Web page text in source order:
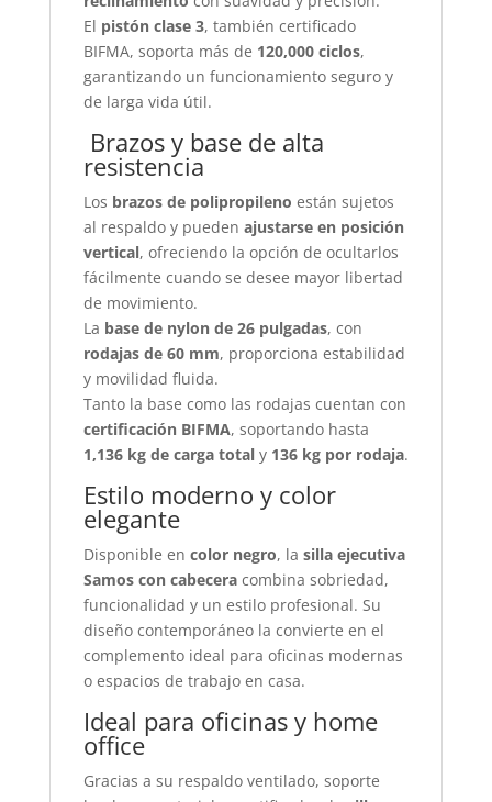
El pistón clase 3, también certificado
BIFMA, soporta más de 120,000 ciclos,
garantizando un funcionamiento seguro y
de larga vida útil.
️ Brazos y base de alta
resistencia
Los brazos de polipropileno están sujetos
al respaldo y pueden ajustarse en posición
vertical, ofreciendo la opción de ocultarlos
fácilmente cuando se desee mayor libertad
de movimiento.
La base de nylon de 26 pulgadas, con
rodajas de 60 mm, proporciona estabilidad
y movilidad fluida.
Tanto la base como las rodajas cuentan con
certificación BIFMA, soportando hasta
1,136 kg de carga totaly 136 kg por rodaja.
Estilo moderno y color
elegante
Disponible en color negro, la silla ejecutiva
Samos con cabeceracombina sobriedad,
funcionalidad y un estilo profesional. Su
diseño contemporáneo la convierte en el
complemento ideal para oficinas modernas
o espacios de trabajo en casa.
Ideal para oficinas y home
office
Gracias a su respaldo ventilado, soporte